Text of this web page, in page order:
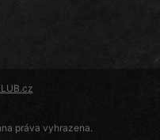
práva vyhrazena.